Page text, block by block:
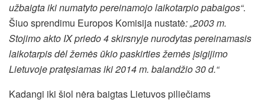
užbaigta iki numatyto pereinamojo laikotarpio pabaigos“.
Šiuo sprendimu Europos Komisija nustatė: „2003 m.
Stojimo akto IX priedo 4 skirsnyje nurodytas pereinamasis
laikotarpis dėl žemės ūkio paskirties žemės įsigijimo
Lietuvoje pratęsiamas iki 2014 m. balandžio 30 d.“
Kadangi iki šiol nėra baigtas Lietuvos piliečiams